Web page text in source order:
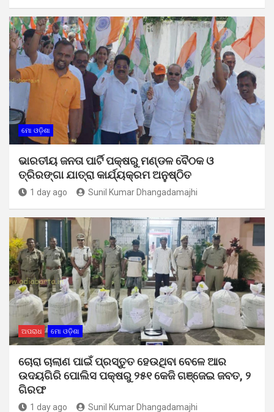
ମୋ ଓଡ଼ିଶା
ଭାରତୀୟ ଜନତା ପାର୍ଟି ପକ୍ଷରୁ ମଣ୍ଡଳ ବୈଠକ ଓ
ତ୍ରିରଙ୍ଗା ଯାତ୍ରା କାର୍ଯ୍ୟକ୍ରମ ଅନୁଷ୍ଠିତ
1 day ago Sunil Kumar Dhangadamajhi
ଅପରାଧ ମୋ ଓଡ଼ିଶା
ଚୋରା ଚାଲାଣ ପାଇଁ ପ୍ରସ୍ତୁତ ହେଉଥିବା ବେଳେ ଆର
ଉଦୟଗିରି ପୋଲିସ ପକ୍ଷରୁ ୨୫୧ କେଜି ଗଞ୍ଜେଇ ଜବତ, ୨
ଗିରଫ
1 day ago Sunil Kumar Dhangadamajhi